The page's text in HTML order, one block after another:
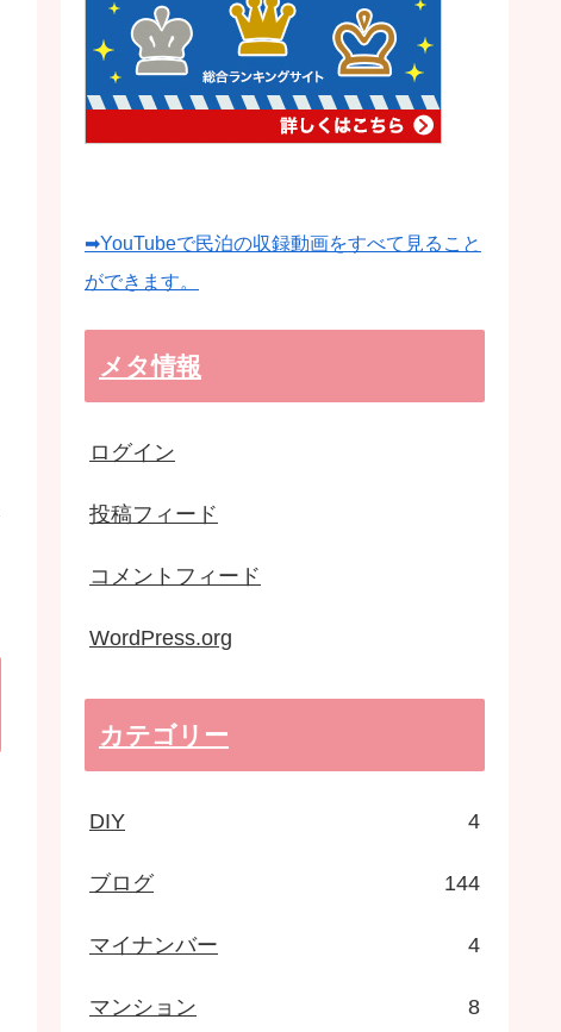
➡YouTubeで民泊の収録動画をすべて見ること
ができます。
メタ情報
ログイン
投稿フィード
コメントフィード
WordPress.org
カテゴリー
DIY 4
ブログ 144
マイナンバー 4
マンション 8